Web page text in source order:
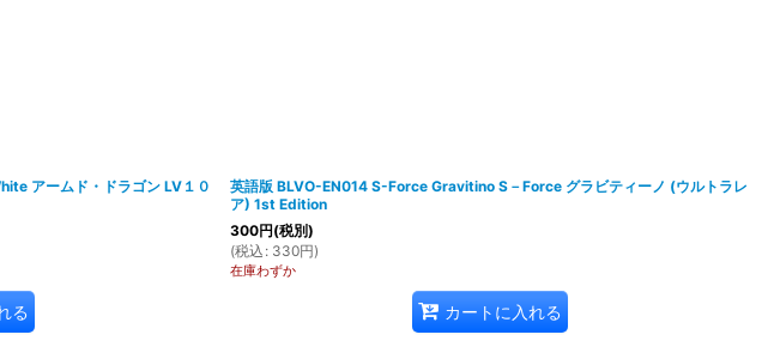
アームド・ドラゴン LV１０
る
英語版 BLVO-EN014 S-Force Gravitino S－Force グラビティーノ (ウルトラレ
ア) 1st Edition
300円(税別)
(税込 : 330円)
在庫わずか
カートに入れる